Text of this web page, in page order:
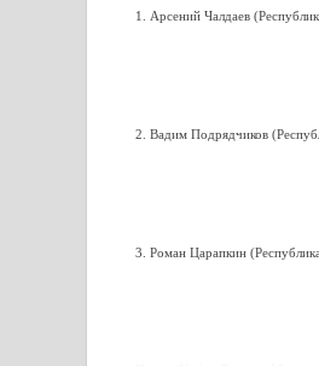
1. Арсений Чалдаев
2. Вадим Подрядчиков
3. Роман Царапкин